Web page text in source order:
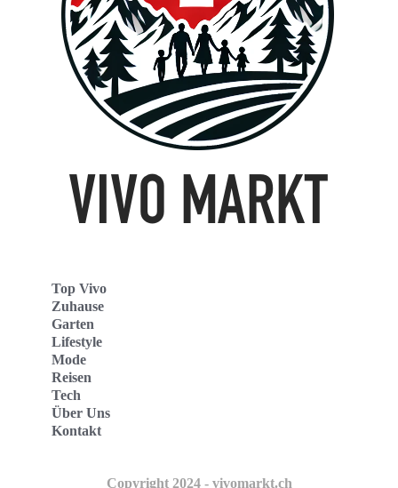
Top Vivo
Zuhause
Garten
Lifestyle
Mode
Reisen
Tech
Über Uns
Kontakt
Copyright 2024 - vivomarkt.ch